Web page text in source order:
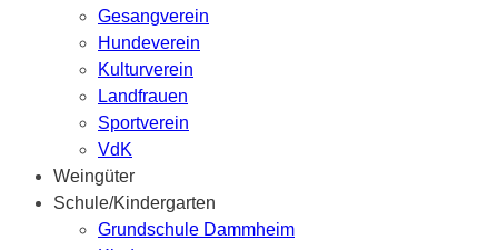
Gesangverein
Hundeverein
Kulturverein
Landfrauen
Sportverein
VdK
Weingüter
Schule/Kindergarten
Grundschule Dammheim